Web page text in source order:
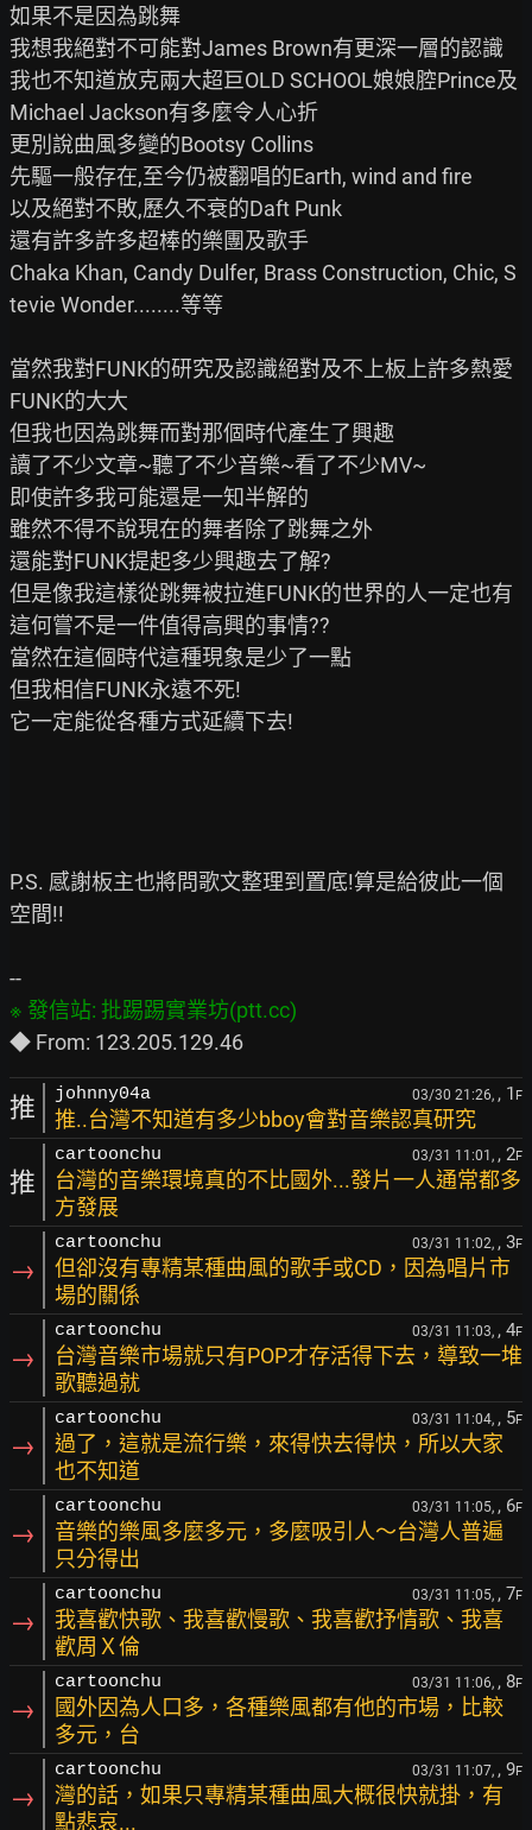
如果不是因為跳舞
我想我絕對不可能對James Brown有更深一層的認識
我也不知道放克兩大超巨OLD SCHOOL娘娘腔Prince及
Michael Jackson有多麼令人心折
更別說曲風多變的Bootsy Collins
先驅一般存在,至今仍被翻唱的Earth, wind and fire
以及絕對不敗,歷久不衰的Daft Punk
還有許多許多超棒的樂團及歌手
Chaka Khan, Candy Dulfer, Brass Construction, Chic, S
tevie Wonder........等等
當然我對FUNK的研究及認識絕對及不上板上許多熱愛
FUNK的大大
但我也因為跳舞而對那個時代產生了興趣
讀了不少文章~聽了不少音樂~看了不少MV~
即使許多我可能還是一知半解的
雖然不得不說現在的舞者除了跳舞之外
還能對FUNK提起多少興趣去了解?
但是像我這樣從跳舞被拉進FUNK的世界的人一定也有
這何嘗不是一件值得高興的事情??
當然在這個時代這種現象是少了一點
但我相信FUNK永遠不死!
它一定能從各種方式延續下去!
P.S. 感謝板主也將問歌文整理到置底!算是給彼此一個
空間!!
推 johnny04a 03/30 21:26, , 1 F
推..台灣不知道有多少bboy會對音樂認真研究
推
cartoonchu 03/31 11:01, , 2F
台灣的音樂環境真的不比國外...發片一人通常都多
方發展
→
cartoonchu 03/31 11:02, , 3F
但卻沒有專精某種曲風的歌手或CD，因為唱片市
場的關係
→
cartoonchu 03/31 11:03, , 4F
台灣音樂市場就只有POP才存活得下去，導致一堆
歌聽過就
→
cartoonchu 03/31 11:04, , 5F
過了，這就是流行樂，來得快去得快，所以大家
也不知道
→
cartoonchu 03/31 11:05, , 6F
音樂的樂風多麼多元，多麼吸引人～台灣人普遍
只分得出
→
cartoonchu 03/31 11:05, , 7F
我喜歡快歌、我喜歡慢歌、我喜歡抒情歌、我喜
歡周Ｘ倫
→
cartoonchu 03/31 11:06, , 8F
國外因為人口多，各種樂風都有他的市場，比較
多元，台
→
cartoonchu 03/31 11:07, , 9F
灣的話，如果只專精某種曲風大概很快就掛，有
點悲哀...